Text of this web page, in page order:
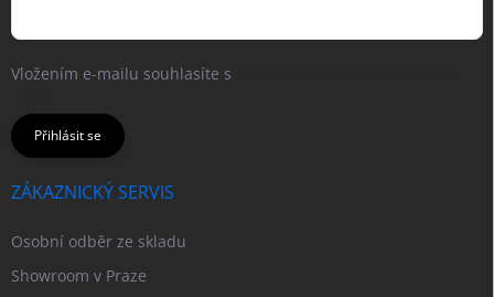
Vložením e-mailu souhlasíte s
Přihlásit se
ZÁKAZNICKÝ SERVIS
Osobní odběr ze skladu
Showroom v Praze